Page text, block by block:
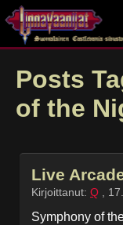
Posts
of the
Live
Kirjoittanut: Q
Symphony of